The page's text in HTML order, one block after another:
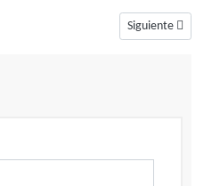
juega soñar con lavadora?Artículo siguiente:
Siguiente